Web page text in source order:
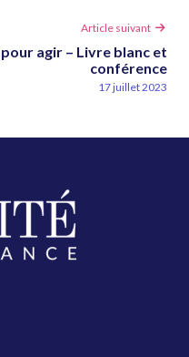
Article
:
Article suivant
agir – Livre blanc et
conférence
17 juillet 2023